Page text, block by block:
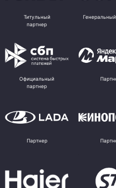
Титульный
партнер
Официальный
партнер
Партнер